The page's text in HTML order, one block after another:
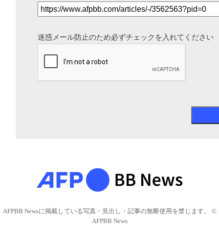
迷惑メール防止のため必ずチェックを入れてください
AFPBB Newsに掲載している写真・見出し・記事の無断使用を禁じます。 ©
AFPBB News